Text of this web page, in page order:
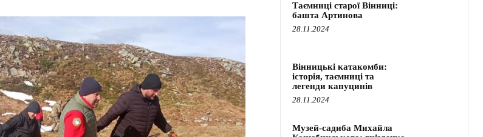
Таємниці старої Вінниці:
башта Артинова
28.11.2024
Вінницькі катакомби:
історія, таємниці та
легенди капуцинів
28.11.2024
Музей-садиба Михайла